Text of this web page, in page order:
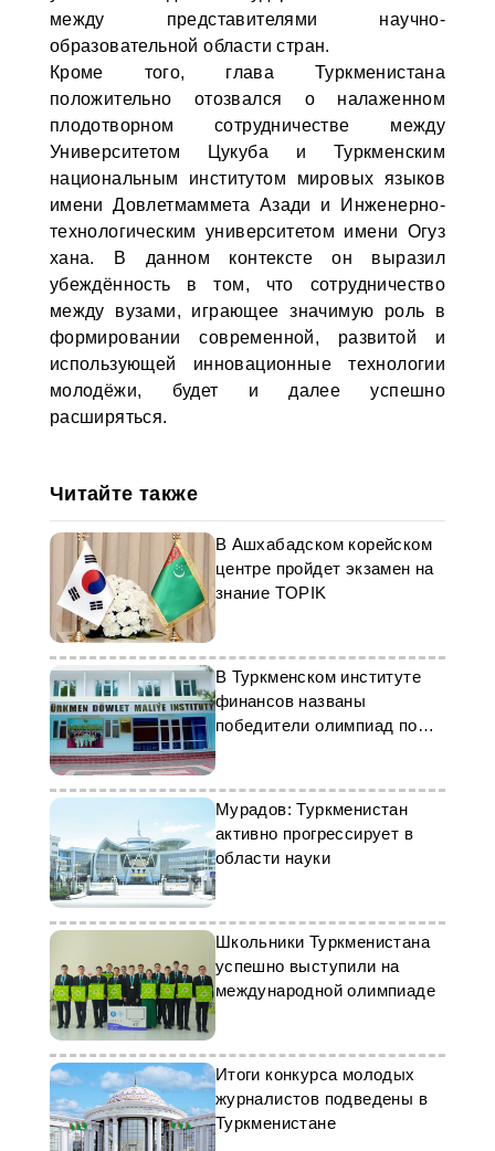
между представителями научно-
образовательной области стран.
Кроме того, глава Туркменистана
положительно отозвался о налаженном
плодотворном сотрудничестве между
Университетом Цукуба и Туркменским
национальным институтом мировых языков
имени Довлетмаммета Азади и Инженерно-
технологическим университетом имени Огуз
хана. В данном контексте он выразил
убеждённость в том, что сотрудничество
между вузами, играющее значимую роль в
формировании современной, развитой и
использующей инновационные технологии
молодёжи, будет и далее успешно
расширяться.
Читайте также
В Ашхабадском корейском
центре пройдет экзамен на
знание TOPIK
В Туркменском институте
финансов названы
победители олимпиад по
экономике и экологии
Мурадов: Туркменистан
активно прогрессирует в
области науки
Школьники Туркменистана
успешно выступили на
международной олимпиаде
Итоги конкурса молодых
журналистов подведены в
Туркменистане